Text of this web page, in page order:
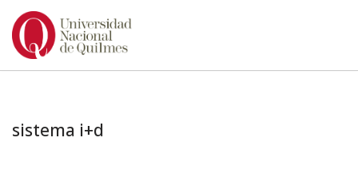
Ir
sistema i+d